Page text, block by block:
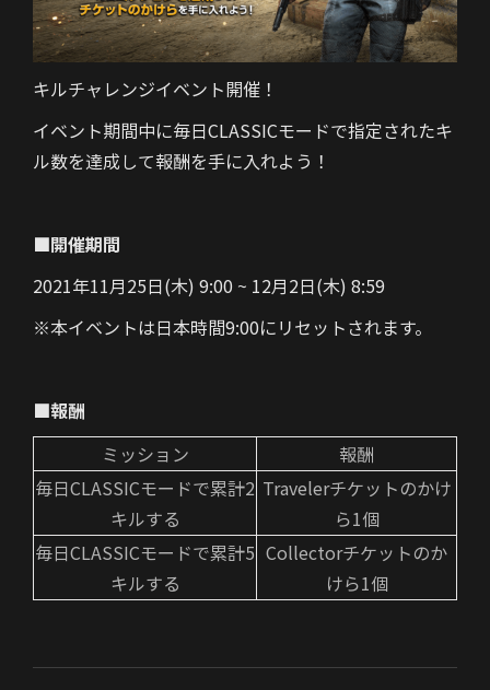
キルチャレンジイベント開催！
イベント期間中に毎日CLASSICモードで指定されたキ
ル数を達成して報酬を手に入れよう！
■開催期間
2021年11月25日(木) 9:00 ~ 12月2日(木) 8:59
※本イベントは日本時間9:00にリセットされます。
■報酬
ミッション
報酬
毎日CLASSICモードで累計2
キルする
Travelerチケットのかけ
ら1個
毎日CLASSICモードで累計5
キルする
Collectorチケットのか
けら1個